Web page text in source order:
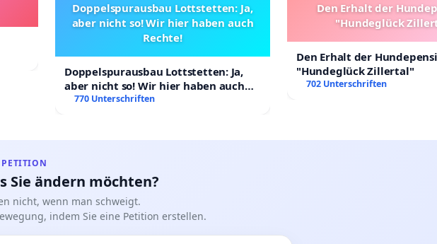
Doppelspurausbau Lottstetten: Ja,
aber nicht so! Wir hier haben auch
Rechte!
Doppelspurausbau Lottstetten: Ja,
aber nicht so! Wir hier haben auch
Rechte!
770 Unterschriften
Den Erhalt der
"Hundeglück
Den Erhalt der
"Hundeglück Zillertal"
702 Unterschriften
PETITION
Sie ändern möchten?
nicht, wenn man schweigt.
indem Sie eine Petition erstellen.